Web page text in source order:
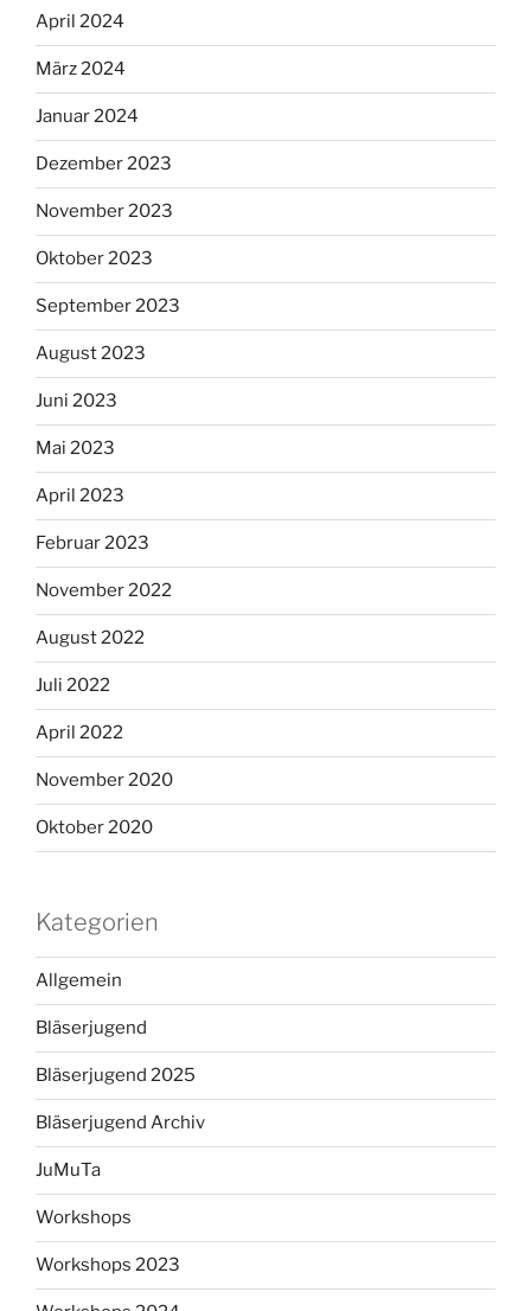
April 2024
März 2024
Januar 2024
Dezember 2023
November 2023
Oktober 2023
September 2023
August 2023
Juni 2023
Mai 2023
April 2023
Februar 2023
November 2022
August 2022
Juli 2022
April 2022
November 2020
Oktober 2020
Kategorien
Allgemein
Bläserjugend
Bläserjugend 2025
Bläserjugend Archiv
JuMuTa
Workshops
Workshops 2023